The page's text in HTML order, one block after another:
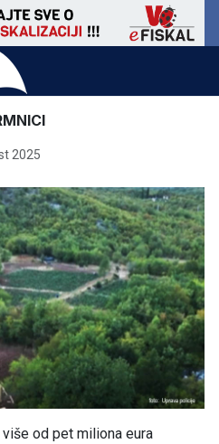
2025
više od pet miliona eura